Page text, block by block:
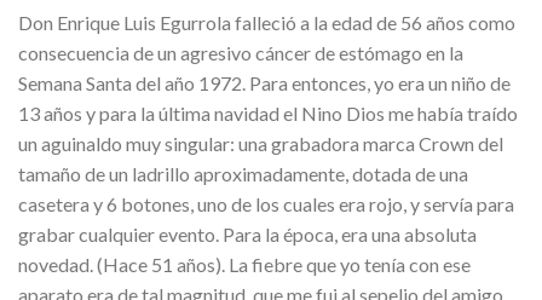
Don Enrique Luis Egurrola falleció a la edad de 56 años como
consecuencia de un agresivo cáncer de estómago en la
Semana Santa del año 1972. Para entonces, yo era un niño de
13 años y para la última navidad el Nino Dios me había traído
un aguinaldo muy singular: una grabadora marca Crown del
tamaño de un ladrillo aproximadamente, dotada de una
casetera y 6 botones, uno de los cuales era rojo, y servía para
grabar cualquier evento. Para la época, era una absoluta
novedad. (Hace 51 años). La fiebre que yo tenía con ese
aparato era de tal magnitud, que me fui al sepelio del amigo